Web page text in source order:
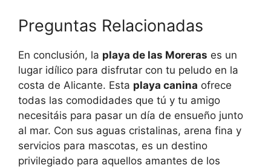
Preguntas Relacionadas
En conclusión, la playa de las Moreras es un
lugar idílico para disfrutar con tu peludo en la
costa de Alicante. Esta playa canina ofrece
todas las comodidades que tú y tu amigo
necesitáis para pasar un día de ensueño junto
al mar. Con sus aguas cristalinas, arena fina y
servicios para mascotas, es un destino
privilegiado para aquellos amantes de los